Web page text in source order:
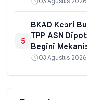
Bayar di
5
BKAD Kepri
TPP ASN
Begini
Perhitungannya
03 Agustus 2026